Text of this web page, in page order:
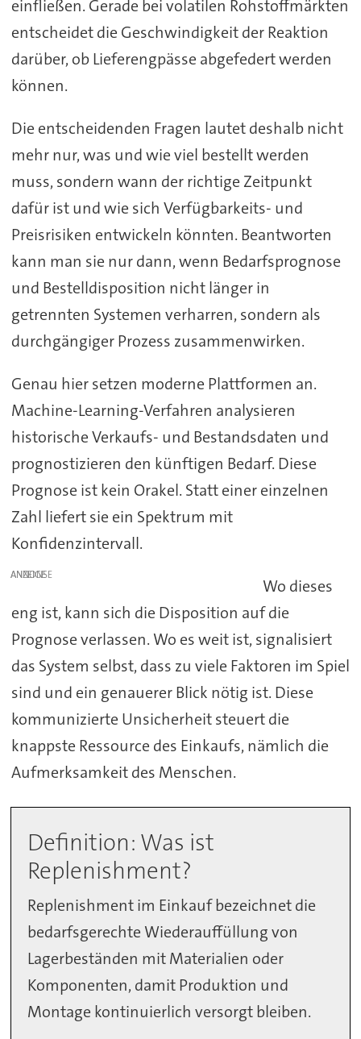
einfließen. Gerade bei volatilen Rohstoffmärkten
entscheidet die Geschwindigkeit der Reaktion
darüber, ob Lieferengpässe abgefedert werden
können.
Die entscheidenden Fragen lautet deshalb nicht
mehr nur, was und wie viel bestellt werden
muss, sondern wann der richtige Zeitpunkt
dafür ist und wie sich Verfügbarkeits- und
Preisrisiken entwickeln könnten. Beantworten
kann man sie nur dann, wenn Bedarfsprognose
und Bestelldisposition nicht länger in
getrennten Systemen verharren, sondern als
durchgängiger Prozess zusammenwirken.
Genau hier setzen moderne Plattformen an.
Machine-Learning-Verfahren analysieren
historische Verkaufs- und Bestandsdaten und
prognostizieren den künftigen Bedarf. Diese
Prognose ist kein Orakel. Statt einer einzelnen
Zahl liefert sie ein Spektrum mit
Konfidenzintervall.
ANZEIGE
Wo dieses
eng ist, kann sich die Disposition auf die
Prognose verlassen. Wo es weit ist, signalisiert
das System selbst, dass zu viele Faktoren im Spiel
sind und ein genauerer Blick nötig ist. Diese
kommunizierte Unsicherheit steuert die
knappste Ressource des Einkaufs, nämlich die
Aufmerksamkeit des Menschen.
Definition: Was ist
Replenishment?
Replenishment im Einkauf bezeichnet die
bedarfsgerechte Wiederauffüllung von
Lagerbeständen mit Materialien oder
Komponenten, damit Produktion und
Montage kontinuierlich versorgt bleiben.